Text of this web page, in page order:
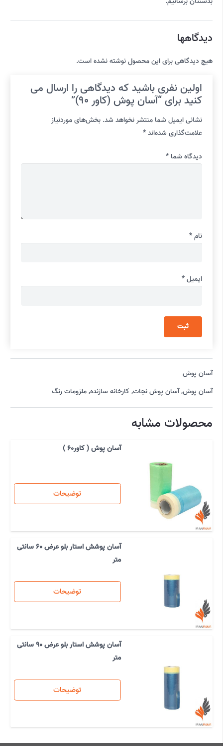
دیدگاهها
هیچ دیدگاهی برای این محصول نوشته نشده است.
اولین نفری باشید که دیدگاهی را ارسال می
کنید برای “آسان پوش (کاور 90)”
نشانی ایمیل شما منتشر نخواهد شد. بخش‌های موردنیاز
علامت‌گذاری شده‌اند*
دیدگاه شما *
نام*
ایمیل*
آسان پوش
آسان پوش,آسان پوش نجات, کارخانه سازنده,ملزومات رنگ
محصولات مشابه
آسان پوش ( کاور60 )
توضیحات
آسان پوشش استار بلو عرض 60 سانتی
متر
توضیحات
آسان پوشش استار بلو عرض 90 سانتی
متر
توضیحات